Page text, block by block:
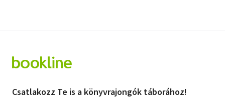
Csatlakozz Te is a könyvrajongók táborához!